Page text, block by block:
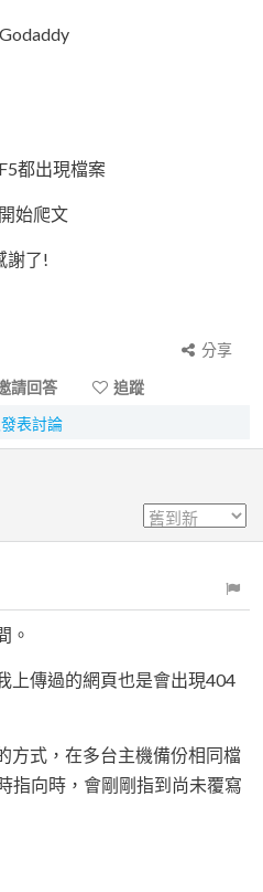
都出現檔案
始爬文
謝了!
分享
請回答
追蹤
表討論
。
上傳過的網頁也是會出現404
方式，在多台主機備份相同檔
指向時，會剛剛指到尚未覆寫